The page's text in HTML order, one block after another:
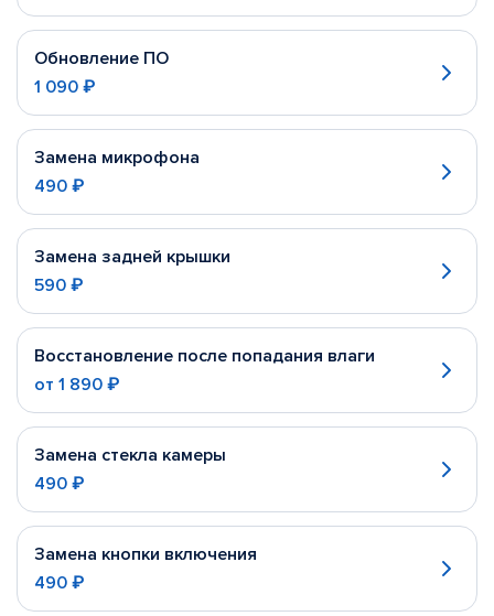
Обновление ПО
1 090 ₽
Замена микрофона
490 ₽
Замена задней крышки
590 ₽
Восстановление после попадания влаги
от 1 890 ₽
Замена стекла камеры
490 ₽
Замена кнопки включения
490 ₽